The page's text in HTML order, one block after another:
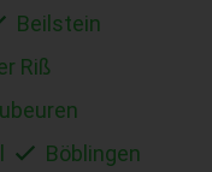
Beilstein
Riß
Böblingen